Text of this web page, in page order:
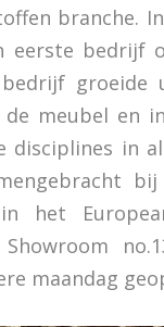
branche.
eerste bedrijf
groeide
de meubel en
disciplines in
het
Showroom
maandag